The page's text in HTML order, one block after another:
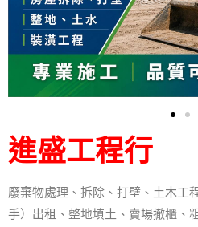
進盛工程行
廢棄物處理、拆除、打壁、土木工
手）出租、整地填土、賣場撤櫃、